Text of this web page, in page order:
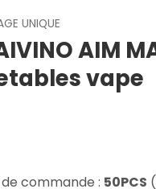
UNIQUE
AIM
vape
commande : 50PCS